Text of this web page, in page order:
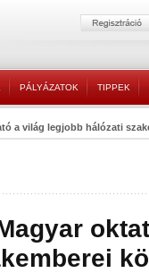
PÁLYÁZATOK TIPPEK
a világ legjobb hálózati